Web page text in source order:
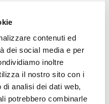
contenuti ed
dei social media e per
inoltre
il nostro sito con i
analisi dei dati web,
potrebbero combinarle